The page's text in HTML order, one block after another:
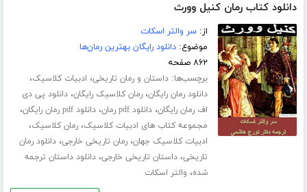
دانلود کتاب رمان کنیل وورث
از:سر والتر اسکات
موضوع:دانلود رایگان بهترین رمان‌ها
۸۶۲ صفحه
برچسب‌ها:داستان و رمان تاریخی، ادبیات کلاسیک،
دانلود رمان رایگان،رمان کلاسیک رایگان،دانلود پی دی
اف رمان رایگان،دانلود pdf رمان ،دانلود pdf رمان رایگان ،
مجموعه کتاب های ادبیات کلاسیک،رمان کلاسیک،
ادبیات کلاسیک جهان،رمان تاریخی خارجی،دانلود رمان
تاریخی،داستان تاریخی خارجی،دانلود داستان ترجمه
شده، والتر اسکات